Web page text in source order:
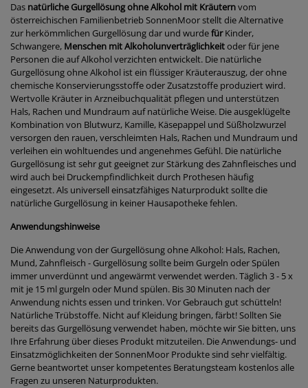
Das natürliche Gurgellösung ohne Alkohol mit Kräuternvom
österreichischen Familienbetrieb SonnenMoor stellt die Alternative
zur herkömmlichen Gurgellösung dar und wurdefürKinder,
Schwangere, Menschen mit Alkoholunverträglichkeitoder für jene
Personen die auf Alkohol verzichten entwickelt. Die natürliche
Gurgellösung ohne Alkohol ist ein flüssiger Kräuterauszug, der ohne
chemische Konservierungsstoffe oder Zusatzstoffe produziert wird.
Wertvolle Kräuter in Arzneibuchqualität pflegen und unterstützen
Hals, Rachen und Mundraum auf natürliche Weise. Die ausgeklügelte
Kombination von Blutwurz, Kamille, Käsepappel und Süßholzwurzel
versorgen den rauen, verschleimten Hals, Rachen und Mundraum und
verleihen ein wohltuendes und angenehmes Gefühl. Die natürliche
Gurgellösung ist sehr gut geeignet zur Stärkung des Zahnfleisches und
wird auch bei Druckempfindlichkeit durch Prothesen häufig
eingesetzt. Als universell einsatzfähiges Naturprodukt sollte die
natürliche Gurgellösung in keiner Hausapotheke fehlen.
Anwendungshinweise
Die Anwendung von der Gurgellösung ohne Alkohol: Hals, Rachen,
Mund, Zahnfleisch - Gurgellösung sollte beim Gurgeln oder Spülen
immer unverdünnt und angewärmt verwendet werden. Täglich 3 - 5 x
mit je 15 ml gurgeln oder Mund spülen. Bis 30 Minuten nach der
Anwendung nichts essen und trinken. Vor Gebrauch gut schütteln!
Natürliche Trübstoffe. Nicht auf Kleidung bringen, färbt! Sollten Sie
bereits das Gurgellösung verwendet haben, möchte wir Sie bitten, uns
Ihre Erfahrung über dieses Produkt mitzuteilen. Die Anwendungs- und
Einsatzmöglichkeiten der SonnenMoor Produkte sind sehr vielfältig.
Gerne beantwortet unser kompetentes Beratungsteam kostenlos alle
Fragen zu unseren Naturprodukten.